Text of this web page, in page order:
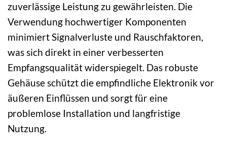
zuverlässige Leistung zu gewährleisten. Die
Verwendung hochwertiger Komponenten
minimiert Signalverluste und Rauschfaktoren,
was sich direkt in einer verbesserten
Empfangsqualität widerspiegelt. Das robuste
Gehäuse schützt die empfindliche Elektronik vor
äußeren Einflüssen und sorgt für eine
problemlose Installation und langfristige
Nutzung.